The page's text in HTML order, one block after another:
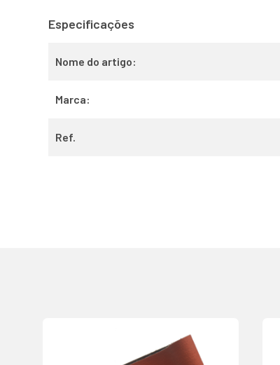
Especificações
Nome do artigo:
Marca:
Ref.